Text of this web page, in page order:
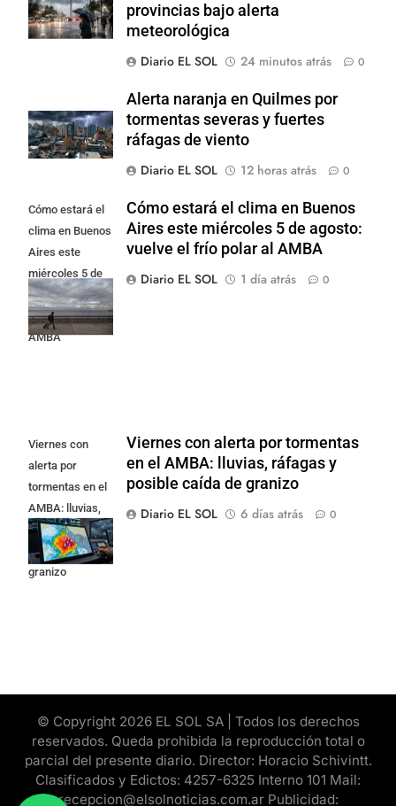
provincias bajo alerta
meteorológica
Diario EL SOL
24 minutos atrás 0
Alerta naranja en Quilmes por
tormentas severas y fuertes
ráfagas de viento
Diario EL SOL
12 horas atrás 0
Cómo estará el
clima en Buenos
Aires este
miércoles 5 de
agosto: vuelve el
frío polar al
AMBA
Cómo estará el clima en Buenos
Aires este miércoles 5 de agosto:
vuelve el frío polar al AMBA
Diario EL SOL
1 día atrás 0
Viernes con
alerta por
tormentas en el
AMBA: lluvias,
ráfagas y
posible caída de
granizo
Viernes con alerta por tormentas
en el AMBA: lluvias, ráfagas y
posible caída de granizo
Diario EL SOL
6 días atrás 0
© Copyright 2026 EL SOL SA | Todos los derechos
reservados. Queda prohibida la reproducción total o
parcial del presente diario. Director: Horacio Schivintt.
Clasificados y Edictos: 4257-6325 Interno 101 Mail:
recepcion@elsolnoticias.com.ar Publicidad: